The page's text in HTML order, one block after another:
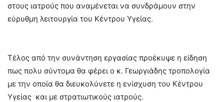
στους ιατρούς που αναμένεται να συνδράμουν στην
εύρυθμη λειτουργία του Κέντρου Υγείας.
Τέλος από την συνάντηση εργασίας προέκυψε η είδηση
πως πολυ σύντομα θα φέρει ο κ. Γεωργιάδης τροπολογία
με την οποία θα διευκολύνετε η ενίσχυση του Κέντρου
Υγείας και με στρατιωτικούς ιατρούς.